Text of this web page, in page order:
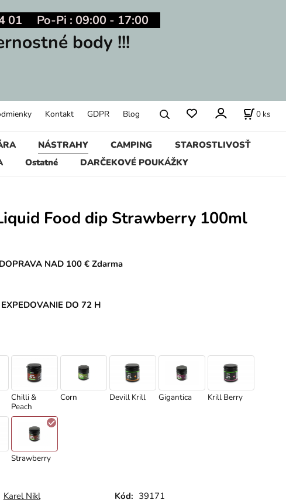
01 Po-Pi : 09:00 - 17:00
body !!!
NÁSTRAHY CAMPING
STAROSTLIVOSŤ
Ostatné DARČEKOVÉ POUKÁŽKY
Kontakt GDPR Blog 0 ks
Food dip Strawberry 100ml
DOPRAVA NAD 100 € Zdarma
EXPEDOVANIE DO 72 H
Chilli &
Peach
Corn Devill Krill Gigantica Krill Berry
Strawberry
Karel Nikl Kód: 39171